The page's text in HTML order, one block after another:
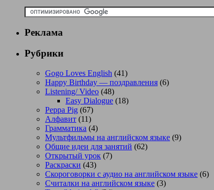
Реклама
Рубрики
Gogo Loves English (41)
Happy Birthday — поздравления (6)
Listening/ Video (48)
Easy Dialogue (18)
Peppa Pig (67)
Алфавит (11)
Грамматика (4)
Мультфильмы на английском языке (9)
Общие идеи для занятий (62)
Открытый урок (7)
Раскраски (43)
Скороговорки с аудио на английском языке (6)
Считалки на английском языке (3)